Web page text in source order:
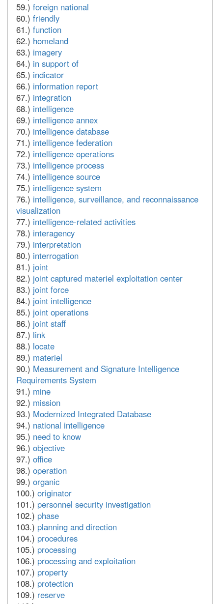
59.) foreign national
60.) friendly
61.) function
62.) homeland
63.) imagery
64.) in support of
65.) indicator
66.) information report
67.) integration
68.) intelligence
69.) intelligence annex
70.) intelligence database
71.) intelligence federation
72.) intelligence operations
73.) intelligence process
74.) intelligence source
75.) intelligence system
76.) intelligence, surveillance, and reconnaissance
visualization
77.) intelligence-related activities
78.) interagency
79.) interpretation
80.) interrogation
81.) joint
82.) joint captured materiel exploitation center
83.) joint force
84.) joint intelligence
85.) joint operations
86.) joint staff
87.) link
88.) locate
89.) materiel
90.) Measurement and Signature Intelligence
Requirements System
91.) mine
92.) mission
93.) Modernized Integrated Database
94.) national intelligence
95.) need to know
96.) objective
97.) office
98.) operation
99.) organic
100.) originator
101.) personnel security investigation
102.) phase
103.) planning and direction
104.) procedures
105.) processing
106.) processing and exploitation
107.) property
108.) protection
109.) reserve